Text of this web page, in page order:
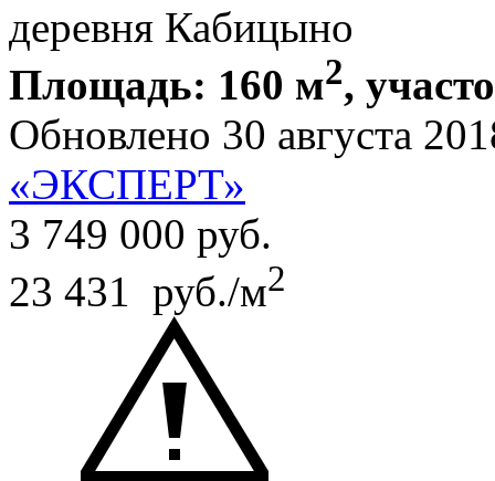
деревня Кабицыно
Площадь: 160 м2,
Обновлено 30 августа
«ЭКСПЕРТ»
3 749 000 руб.
23 431 руб./м2